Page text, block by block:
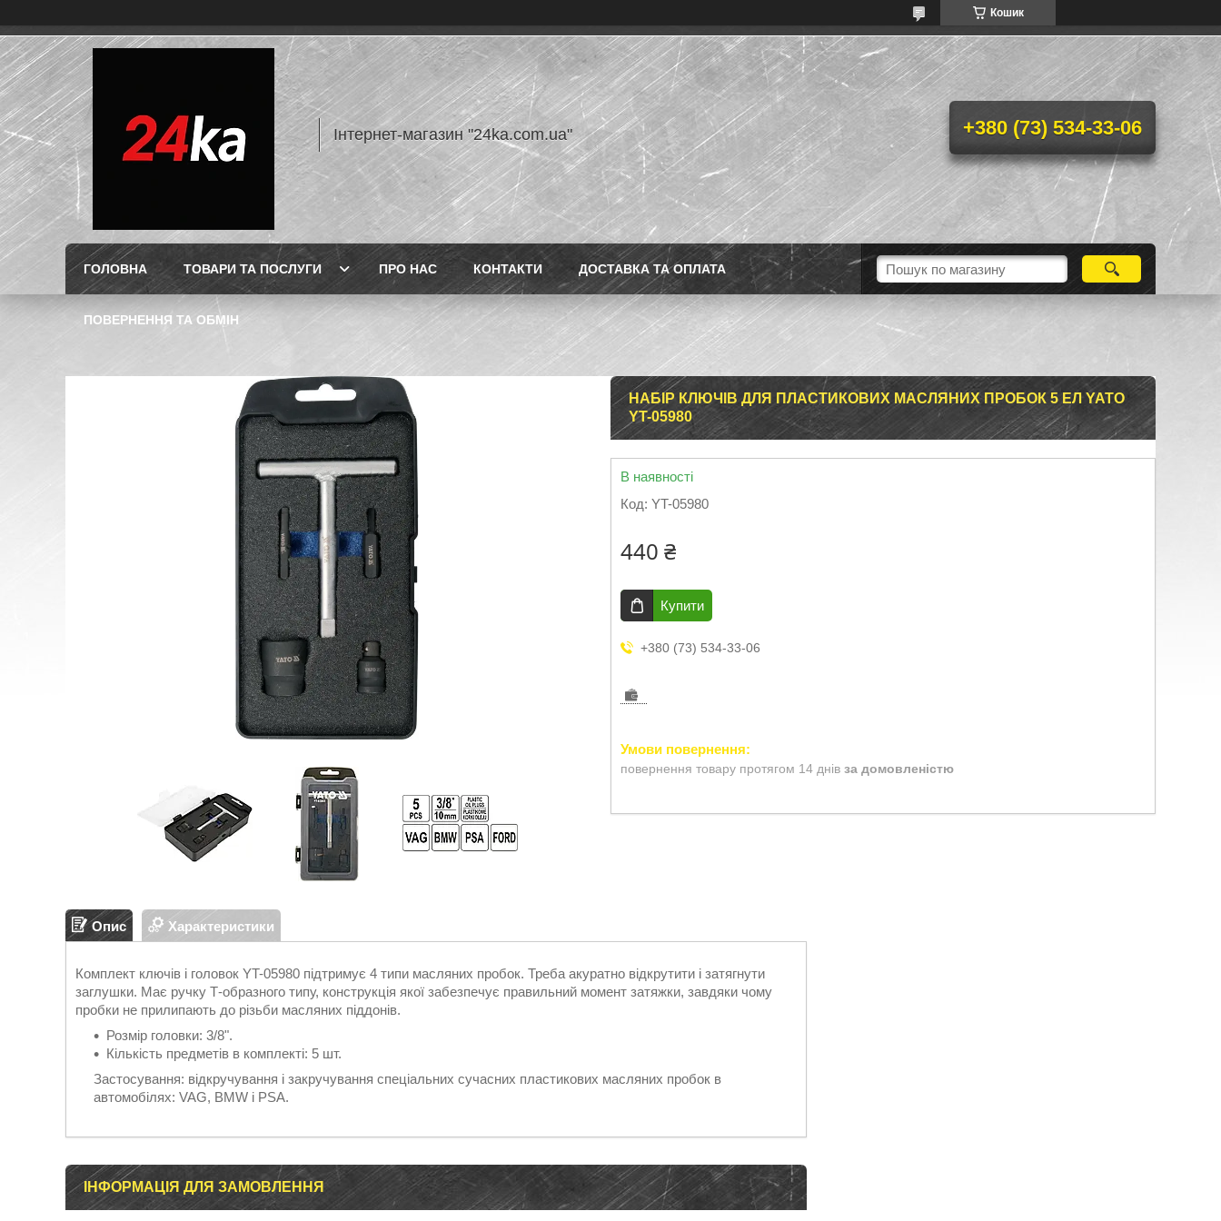
Кошик
Інтернет-магазин "24ka.com.ua" +380 (73) 534-33-06
ГОЛОВНА ТОВАРИ ТА ПОСЛУГИ ПРО НАС КОНТАКТИ ДОСТАВКА ТА ОПЛАТА
ПОВЕРНЕННЯ ТА ОБМІН
НАБІР КЛЮЧІВ ДЛЯ ПЛАСТИКОВИХ МАСЛЯНИХ ПРОБОК 5 ЕЛ YATO
YT-05980
В наявності
Код: YT-05980
440 ₴
Купити
+380 (73) 534-33-06
повернення товару протягом 14 днів за домовленістю
Опис Характеристики
Комплект ключів і головок YT-05980 підтримує 4 типи масляних пробок. Треба акуратно відкрутити і затягнути
заглушки. Має ручку Т-образного типу, конструкція якої забезпечує правильний момент затяжки, завдяки чому
пробки не прилипають до різьби масляних піддонів.
Розмір головки: 3/8".
Кількість предметів в комплекті: 5 шт.
Застосування: відкручування і закручування спеціальних сучасних пластикових масляних пробок в
автомобілях: VAG, BMW і PSA.
ІНФОРМАЦІЯ ДЛЯ ЗАМОВЛЕННЯ